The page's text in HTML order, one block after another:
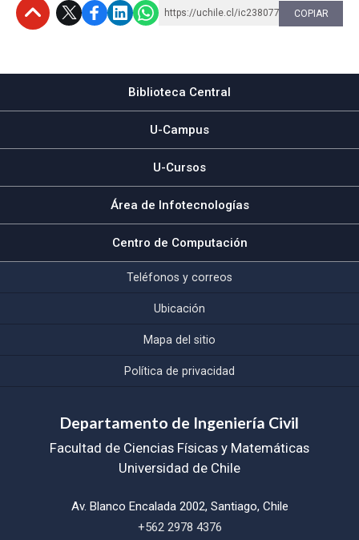
https://uchile.cl/ic238077 COPIAR
Biblioteca Central
U-Campus
U-Cursos
Área de Infotecnologías
Centro de Computación
Teléfonos y correos
Ubicación
Mapa del sitio
Política de privacidad
Departamento de Ingeniería Civil
Facultad de Ciencias Físicas y Matemáticas
Universidad de Chile
Av. Blanco Encalada 2002, Santiago, Chile
+562 2978 4376